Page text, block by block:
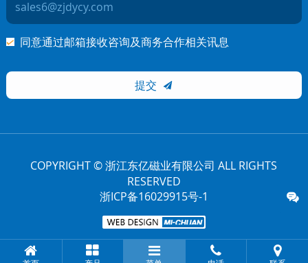
同意通过邮箱接收咨询及商务合作相关讯息
提交 
COPYRIGHT © 浙江东亿磁业有限公司 ALL RIGHTS
RESERVED
浙ICP备16029915号-1